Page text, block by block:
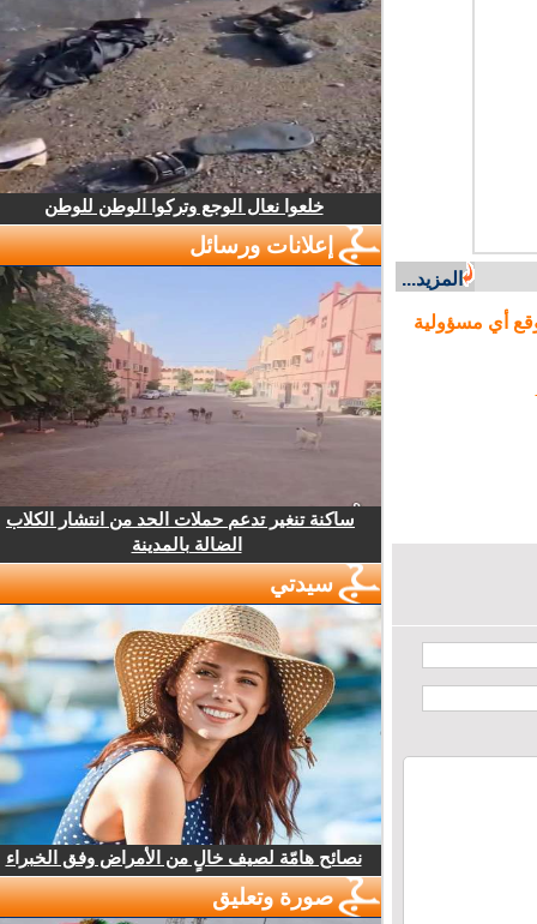
المزيد...
أي مسؤولية
خلعوا نعال الوجع وتركوا الوطن للوطن
إعلانات ورسائل
ساكنة تنغير تدعم حملات الحد من انتشار الكلاب
الضالة بالمدينة
سيدتي
نصائح هامّة لصيف خالٍ من الأمراض وفق الخبراء
صورة وتعليق